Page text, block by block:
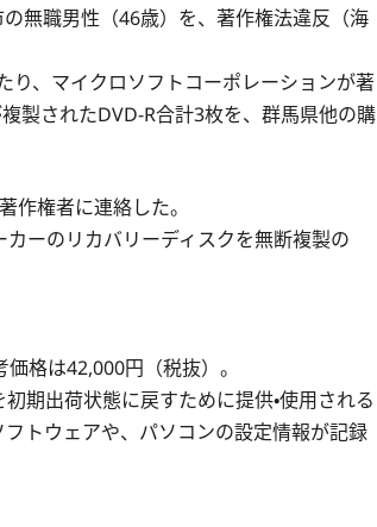
無職男性（46歳）を、著作権法違反（海
り、マイクロソフトコーポレーションが著
されたDVD-R合計3枚を、群馬県他の購
作権者に連絡した。
ーのリカバリーディスクを無断複製の
格は42,000円（税抜）。
期出荷状態に戻すために提供・使用される
トウェアや、パソコンの設定情報が記録